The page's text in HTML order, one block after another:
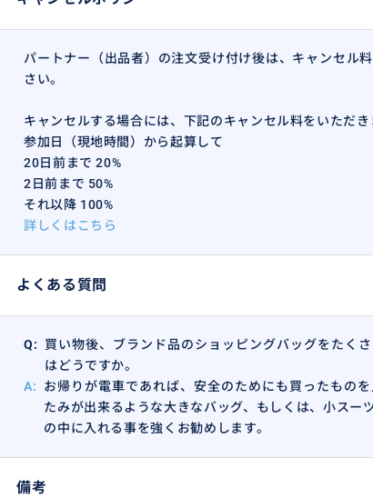
110以上のファッション、ライフスタイルブランドを33
ができます。
定価よりお安くたくさんのブランド入手できます！
お土産にもいかがですか。
おすすめ
パートナー（出品者）の注文受け付け後は、キャンセル
さい。
キャンセルする場合には、下記のキャンセル料をいただき
参加日（現地時間）から起算して
20日前まで 20%
2日前まで 50%
それ以降 100%
詳しくはこちら
よくある質問
Q:
買い物後、ブランド品のショッピングバッグをたく
はどうですか。
A:
お帰りが電車であれば、安全のためにも買ったもの
たみが出来るような大きなバッグ、もしくは、小スー
の中に入れる事を強くお勧めします。
備考